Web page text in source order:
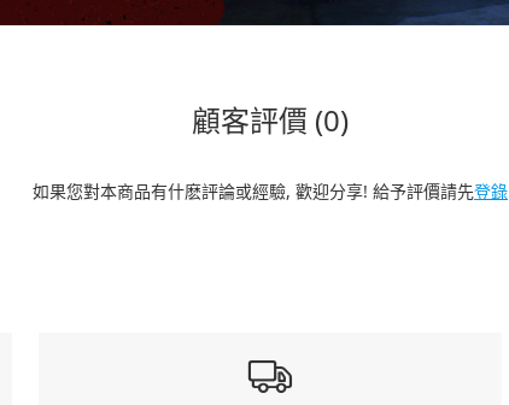
顧客評價 (0)
如果您對本商品有什麽評論或經驗, 歡迎分享! 給予評價請先登錄